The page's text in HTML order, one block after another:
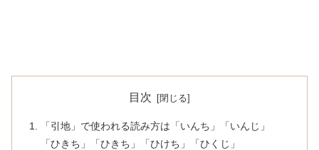
目次
「引地」で使われる読み方は「いんち」「いんじ」
「ひきち」「ひきち」「ひけち」「ひくじ」